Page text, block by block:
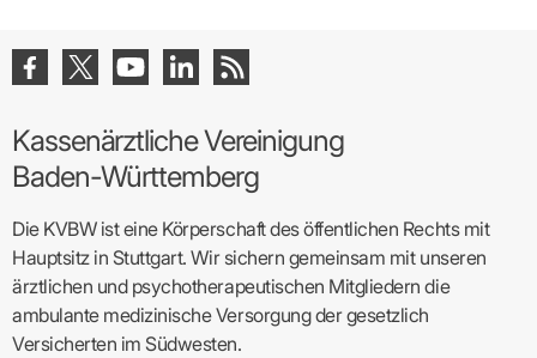
Kassenärztliche Vereinigung
Baden-Württemberg
Die KVBW ist eine Körperschaft des öffentlichen Rechts mit
Hauptsitz in Stuttgart. Wir sichern gemeinsam mit unseren
ärztlichen und psychotherapeutischen Mitgliedern die
ambulante medizinische Versorgung der gesetzlich
Versicherten im Südwesten.